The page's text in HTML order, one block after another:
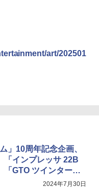
art/202501
」10周年記念企画、
「インプレッサ 22B
「GTO ツインター
2024年7月30日